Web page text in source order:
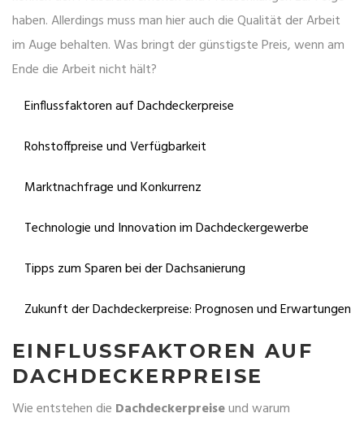
haben. Allerdings muss man hier auch die Qualität der Arbeit
im Auge behalten. Was bringt der günstigste Preis, wenn am
Ende die Arbeit nicht hält?
Einflussfaktoren auf Dachdeckerpreise
Rohstoffpreise und Verfügbarkeit
Marktnachfrage und Konkurrenz
Technologie und Innovation im Dachdeckergewerbe
Tipps zum Sparen bei der Dachsanierung
Zukunft der Dachdeckerpreise: Prognosen und Erwartungen
EINFLUSSFAKTOREN AUF
DACHDECKERPREISE
Wie entstehen die Dachdeckerpreiseund warum